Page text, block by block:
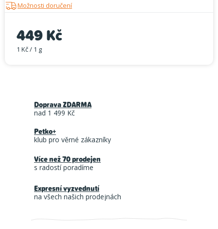
Možnosti doručení
449 Kč
Měrná cena:
1 Kč / 1 g
Doprava ZDARMA
nad 1 499 Kč
Petko+
klub pro věrné zákazníky
Více než 70 prodejen
s radostí poradíme
Expresní vyzvednutí
na všech našich prodejnách